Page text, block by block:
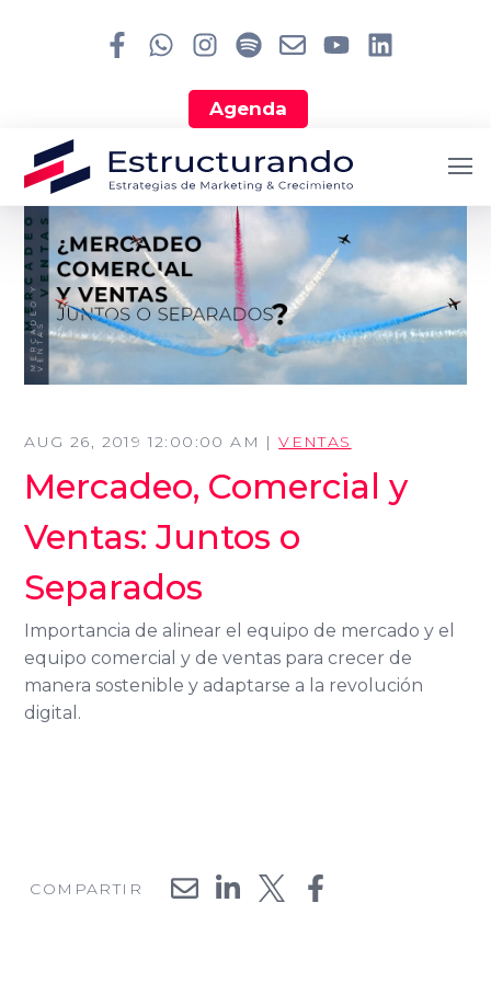
Agenda
Search
AUG 26, 2019 12:00:00 AM |VENTAS
Mercadeo, Comercial y
Ventas: Juntos o
Separados
Importancia de alinear el equipo de mercado y el
equipo comercial y de ventas para crecer de
manera sostenible y adaptarse a la revolución
digital.
COMPARTIR